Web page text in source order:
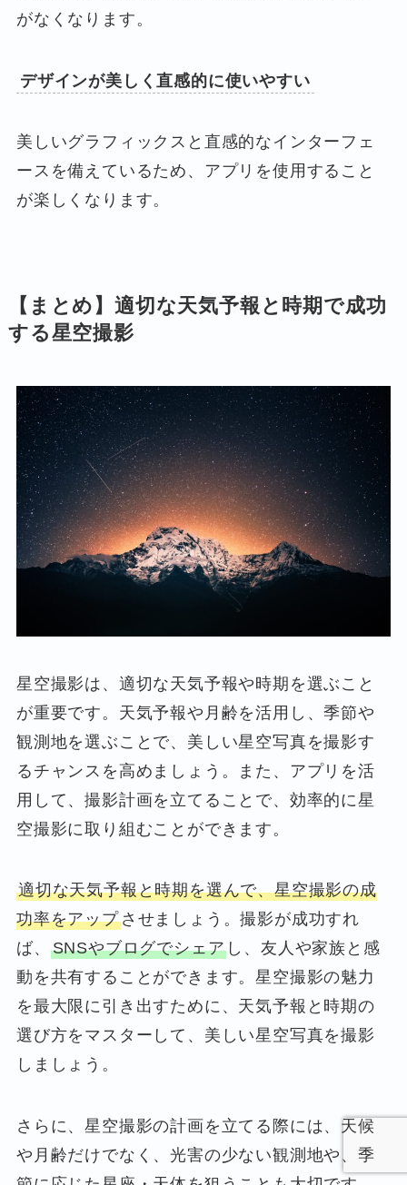
がなくなります。
デザインが美しく直感的に使いやすい
美しいグラフィックスと直感的なインターフェ
ースを備えているため、アプリを使用すること
が楽しくなります。
【まとめ】適切な天気予報と時期で成功
する星空撮影
星空撮影は、適切な天気予報や時期を選ぶこと
が重要です。天気予報や月齢を活用し、季節や
観測地を選ぶことで、美しい星空写真を撮影す
るチャンスを高めましょう。また、アプリを活
用して、撮影計画を立てることで、効率的に星
空撮影に取り組むことができます。
適切な天気予報と時期を選んで、星空撮影の成
功率をアップさせましょう。撮影が成功すれ
ば、 SNSやブログでシェア し、友人や家族と感
動を共有することができます。星空撮影の魅力
を最大限に引き出すために、天気予報と時期の
選び方をマスターして、美しい星空写真を撮影
しましょう。
さらに、星空撮影の計画を立てる際には、天候
や月齢だけでなく、光害の少ない観測地や、季